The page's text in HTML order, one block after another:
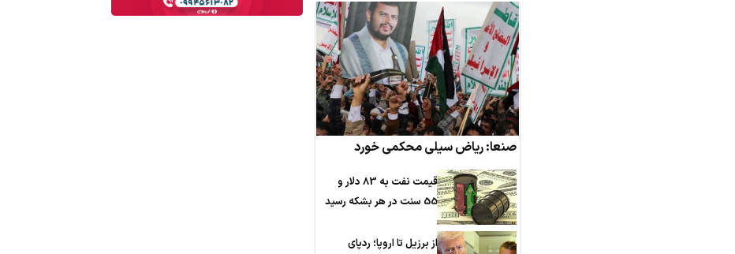
صنعا: ریاض سیلی محکمی خورد
قیمت نفت به 83 دلار و
55 سنت در هر بشکه رسید
از برزیل تا اروپا؛ ردپای